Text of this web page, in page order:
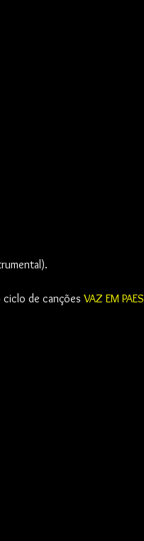
de canções VAZ EM PAES